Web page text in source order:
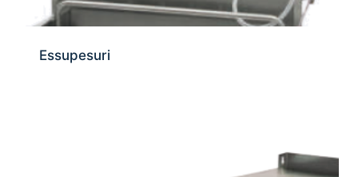
Essupesuri